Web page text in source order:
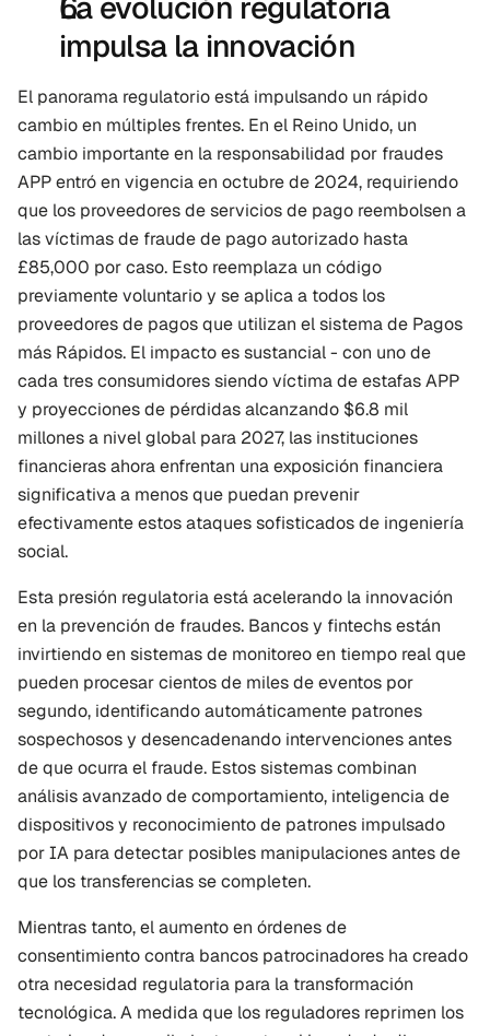
impulsa la innovación
El panorama regulatorio está impulsando un rápido
cambio en múltiples frentes. En el Reino Unido, un
cambio importante en la responsabilidad por fraudes
APP entró en vigencia en octubre de 2024, requiriendo
que los proveedores de servicios de pago reembolsen a
las víctimas de fraude de pago autorizado hasta
£85,000 por caso. Esto reemplaza un código
previamente voluntario y se aplica a todos los
proveedores de pagos que utilizan el sistema de Pagos
más Rápidos. El impacto es sustancial - con uno de
cada tres consumidores siendo víctima de estafas APP
y proyecciones de pérdidas alcanzando $6.8 mil
millones a nivel global para 2027, las instituciones
financieras ahora enfrentan una exposición financiera
significativa a menos que puedan prevenir
efectivamente estos ataques sofisticados de ingeniería
social.
Esta presión regulatoria está acelerando la innovación
en la prevención de fraudes. Bancos y fintechs están
invirtiendo en sistemas de monitoreo en tiempo real que
pueden procesar cientos de miles de eventos por
segundo, identificando automáticamente patrones
sospechosos y desencadenando intervenciones antes
de que ocurra el fraude. Estos sistemas combinan
análisis avanzado de comportamiento, inteligencia de
dispositivos y reconocimiento de patrones impulsado
por IA para detectar posibles manipulaciones antes de
que los transferencias se completen.
Mientras tanto, el aumento en órdenes de
consentimiento contra bancos patrocinadores ha creado
otra necesidad regulatoria para la transformación
tecnológica. A medida que los reguladores reprimen los